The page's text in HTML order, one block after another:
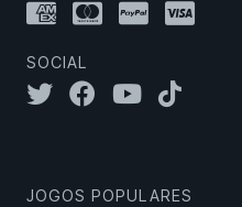
SOCIAL
JOGOS POPULARES